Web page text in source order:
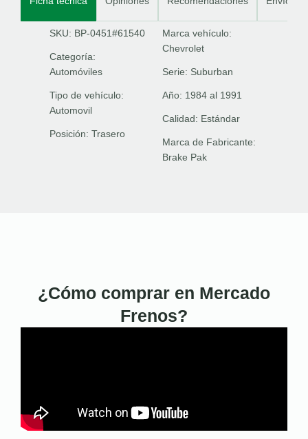
SKU: BP-0451#61540
Categoría:
Automóviles
Tipo de vehículo:
Automovil
Posición: Trasero
Marca vehículo:
Chevrolet
Serie: Suburban
Año: 1984 al 1991
Calidad: Estándar
Marca de Fabricante:
Brake Pak
¿Cómo comprar en Mercado
Frenos?